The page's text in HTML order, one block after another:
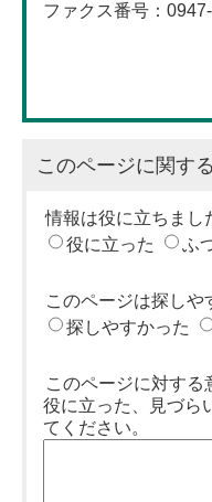
ファクス番号：
このページに関す
情報は役に立ちまし
役に立った
ふ
このページは探しや
探しやすかった
このページに対する
役に立った、見づら
てください。